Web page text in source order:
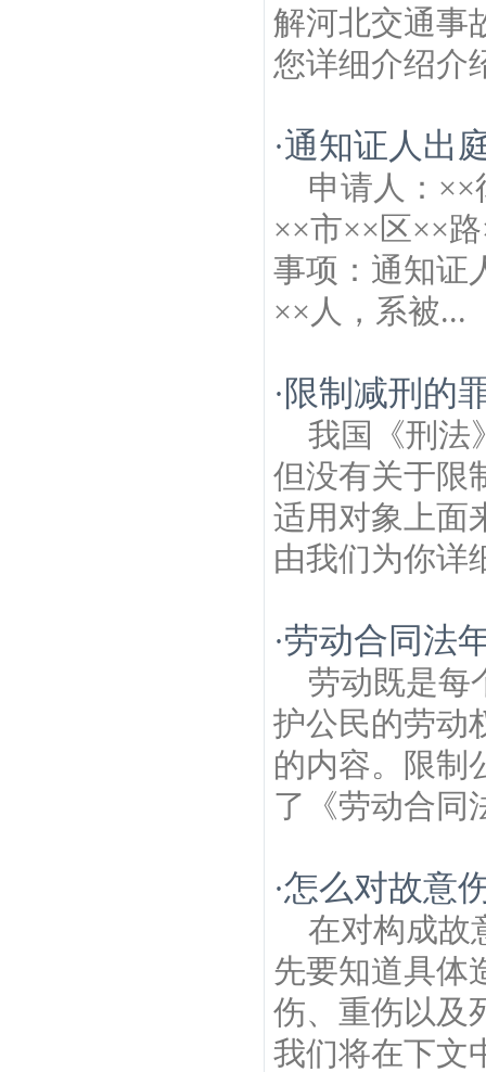
解河北交通事
您详细介绍介
·通知证人出
申请人：
××市××区××
事项：通知证
××人，系被...
· 限制减刑的
我国《刑法
但没有关于限
适用对象上面
由我们为你详
·劳动合同法
劳动既是每
护公民的劳动
的内容。限制
了《劳动合同
·怎么对故意
在对构成故
先要知道具体
伤、重伤以及
我们将在下文